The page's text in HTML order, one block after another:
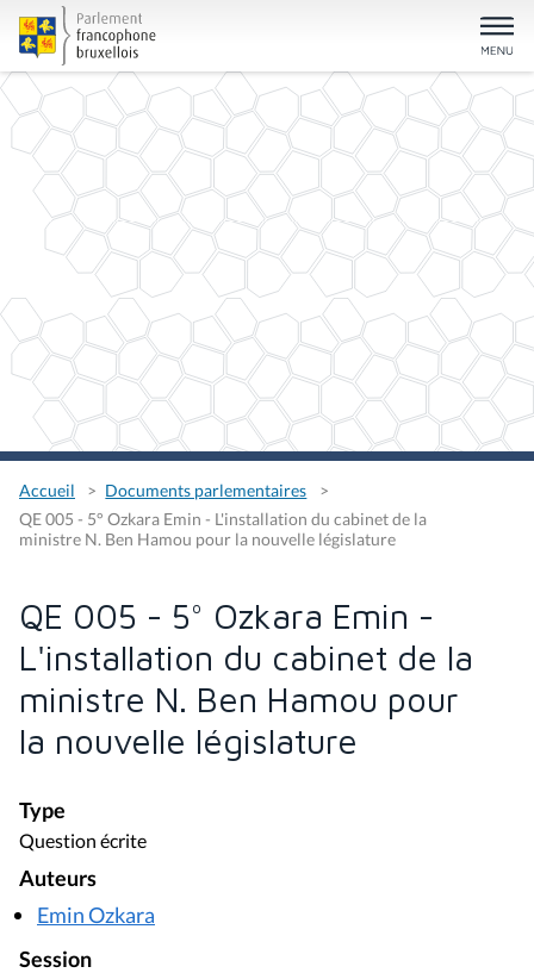
Accueil
Documents parlementaires
QE 005 - 5° Ozkara Emin - L'installation du cabinet de la
ministre N. Ben Hamou pour la nouvelle législature
QE 005 - 5° Ozkara Emin -
L'installation du cabinet de la
ministre N. Ben Hamou pour
la nouvelle législature
Type
Question écrite
Auteurs
Emin Ozkara
Session